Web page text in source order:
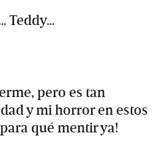
Teddy…
pero es tan
y mi horror en estos
qué mentir ya!